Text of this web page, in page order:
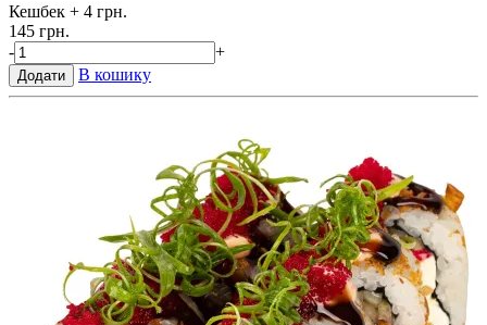
Кешбек + 4 грн.
145 грн.
-
+
Додати В кошику